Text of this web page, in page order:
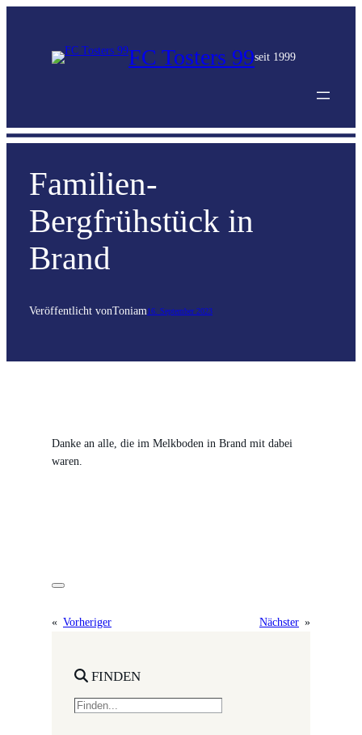
FC Tosters 99seit 1999
Familien-
Bergfrühstück in
Brand
Veröffentlicht vonToniam16. September 2023
Danke an alle, die im Melkboden in Brand mit dabei
waren.
« Vorheriger Nächster »
FINDEN
S